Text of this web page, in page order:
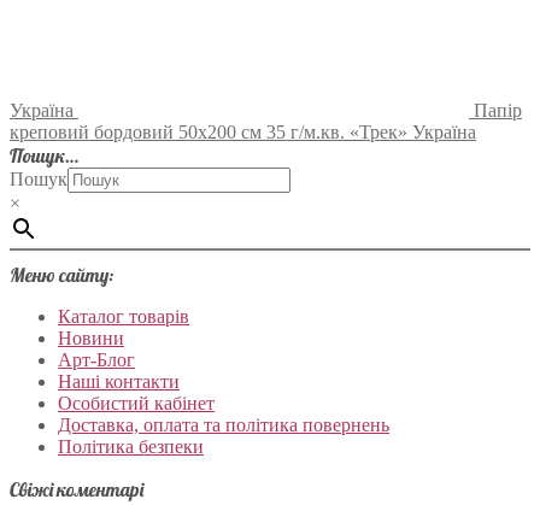
Україна
Папір
креповий бордовий 50х200 см 35 г/м.кв. «Трек» Україна
Пошук…
Пошук
×
Меню сайту:
Каталог товарів
Новини
Арт-Блог
Наші контакти
Особистий кабінет
Доставка, оплата та політика повернень
Політика безпеки
Свіжі коментарі